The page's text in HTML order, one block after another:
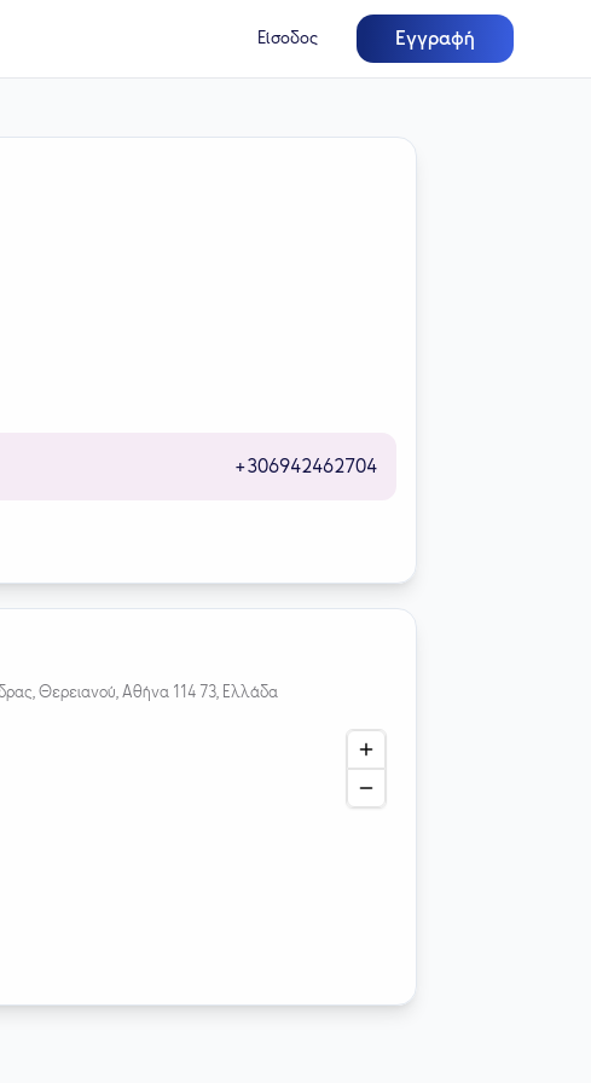
Είσοδος Εγγραφή
+306942462704
Θερειανού, Αθήνα 114 73, Ελλάδα